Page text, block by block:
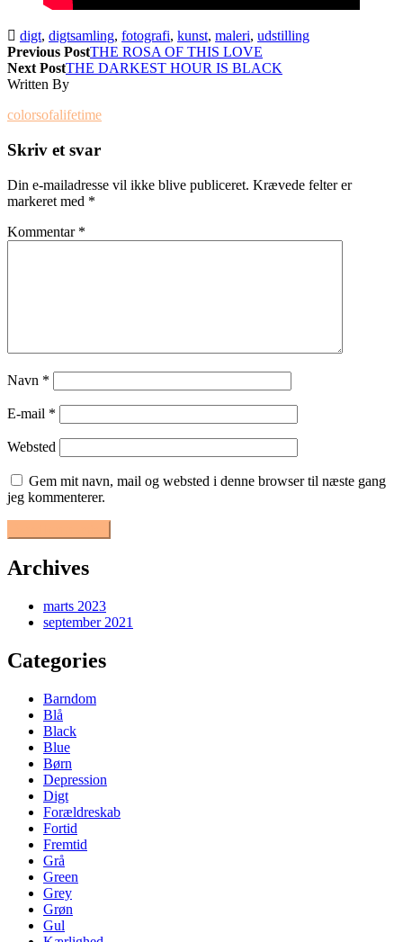
digt, digtsamling, fotografi, kunst, maleri, udstilling
Previous PostTHE ROSA OF THIS LOVE
Next PostTHE DARKEST HOUR IS BLACK
Written By
colorsofalifetime
Skriv et svar
Din e-mailadresse vil ikke blive publiceret. Krævede felter er
markeret med *
Kommentar *
Navn *
E-mail *
Websted
Gem mit navn, mail og websted i denne browser til næste gang
jeg kommenterer.
Archives
marts 2023
september 2021
Categories
Barndom
Blå
Black
Blue
Børn
Depression
Digt
Forældreskab
Fortid
Fremtid
Grå
Green
Grey
Grøn
Gul